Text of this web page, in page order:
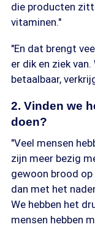
die producten
vitaminen."
"En dat brengt
er dik en ziek
betaalbaar,
2. Vinden we
doen?
"Veel mensen
zijn meer bezig
gewoon brood op
dan met het
We hebben het
mensen hebben